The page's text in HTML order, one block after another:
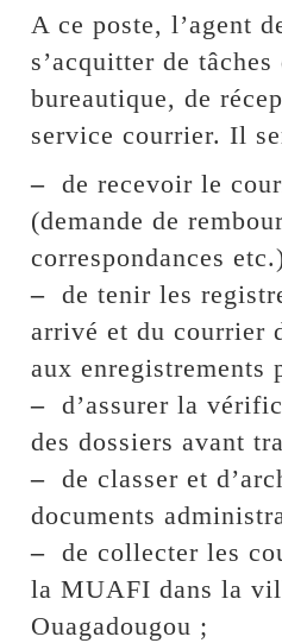
A ce poste, l’agent
s’acquitter de
bureautique, de
service courrier. Il
– de recevoir le
(demande de
correspondances
– de tenir les
arrivé et du courrier
aux
– d’assurer la
des dossiers avant
– de classer et
documents
– de collecter les
la MUAFI dans la
Ouagadougou ;